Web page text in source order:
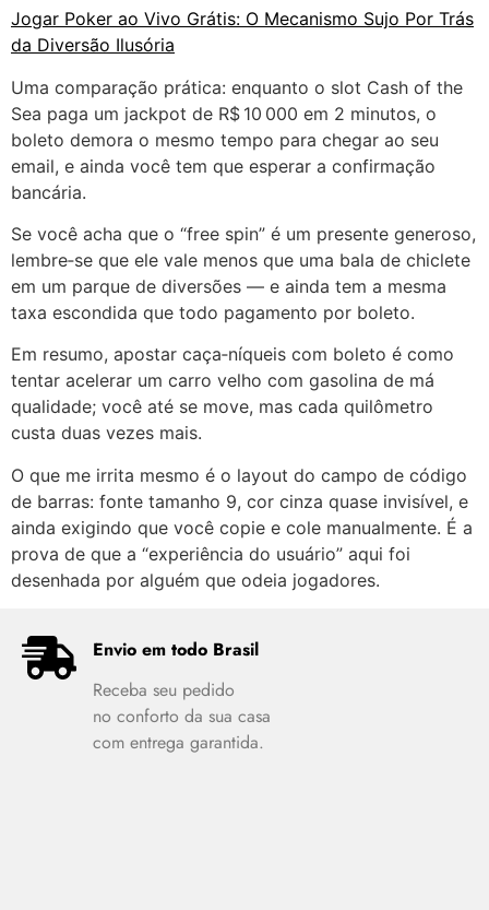
Jogar Poker ao Vivo Grátis: O Mecanismo Sujo Por Trás
da Diversão Ilusória
Uma comparação prática: enquanto o slot Cash of the
Sea paga um jackpot de R$ 10 000 em 2 minutos, o
boleto demora o mesmo tempo para chegar ao seu
email, e ainda você tem que esperar a confirmação
bancária.
Se você acha que o “free spin” é um presente generoso,
lembre‑se que ele vale menos que uma bala de chiclete
em um parque de diversões — e ainda tem a mesma
taxa escondida que todo pagamento por boleto.
Em resumo, apostar caça‑níqueis com boleto é como
tentar acelerar um carro velho com gasolina de má
qualidade; você até se move, mas cada quilômetro
custa duas vezes mais.
O que me irrita mesmo é o layout do campo de código
de barras: fonte tamanho 9, cor cinza quase invisível, e
ainda exigindo que você copie e cole manualmente. É a
prova de que a “experiência do usuário” aqui foi
desenhada por alguém que odeia jogadores.
Envio em todo Brasil
Receba seu pedido
no conforto da sua casa
com entrega garantida.